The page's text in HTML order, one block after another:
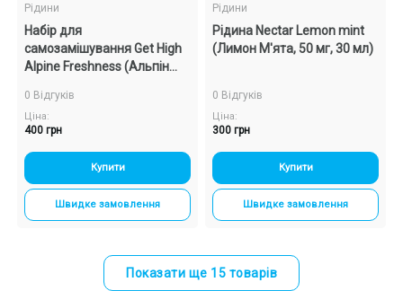
Рідини
Набір для
самозамішування Get High
Alpine Freshness (Альпін
0 Відгуків
Ціна:
400 грн
Купити
Швидке замовлення
Рідини
Рідина Nectar Lemon mint
(Лимон М'ята, 50 мг, 30 мл)
0 Відгуків
Ціна:
300 грн
Купити
Швидке замовлення
Показати ще 15 товарів